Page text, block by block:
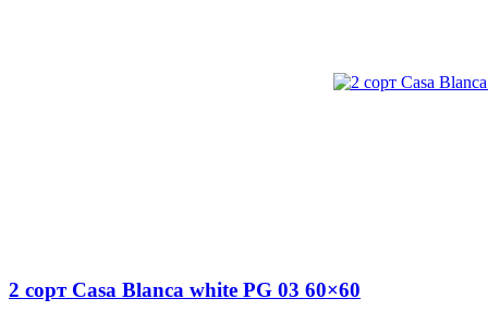
2 сорт Casa Blanca white PG 03 60×60